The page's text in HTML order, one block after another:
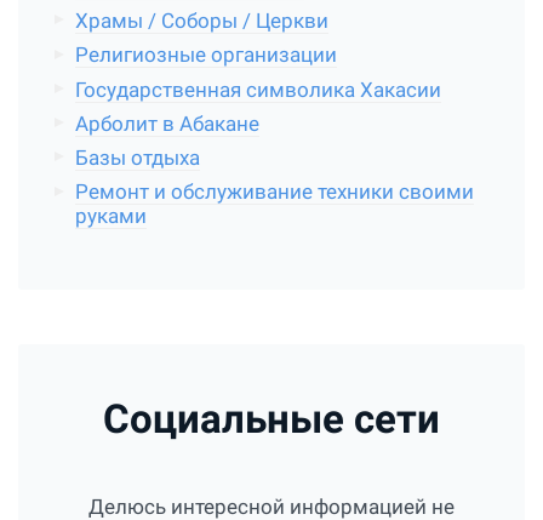
Храмы / Соборы / Церкви
Религиозные организации
Государственная символика Хакасии
Арболит в Абакане
Базы отдыха
Ремонт и обслуживание техники своими
руками
Социальные сети
Делюсь интересной информацией не